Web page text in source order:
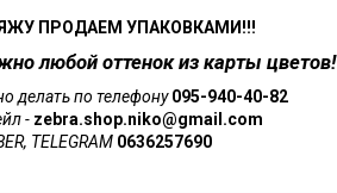
ПРОДАЕМ УПАКОВКАМИ!!!
любой оттенок из карты цветов!
делать по телефону095-940-40-82
- zebra.shop.niko@gmail.com
TELEGRAM 0636257690